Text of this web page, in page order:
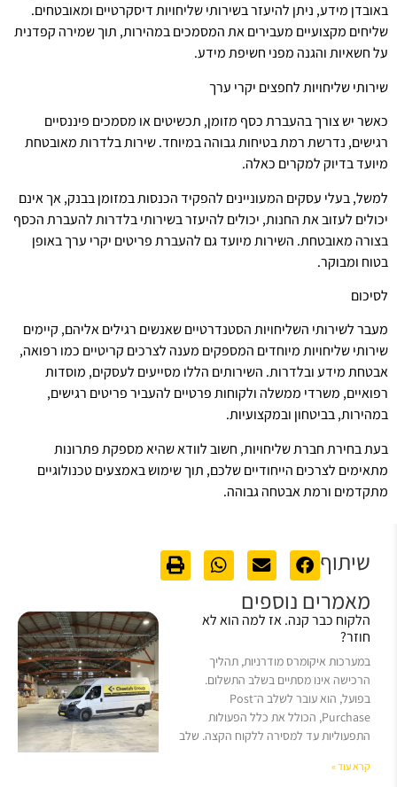
שיתוף
מאמרים נוספים
הלקוח כבר קנה. אז למה הוא לא
חוזר?
במערכות איקומרס מודרניות, תהליך
הרכישה אינו מסתיים בשלב התשלום.
בפועל, הוא עובר לשלב ה־Post
Purchase, הכולל את כלל הפעולות
התפעוליות עד למסירה ללקוח הקצה. שלב
קרא עוד »
באובדן מידע, ניתן להיעזר בשירותי שליחויות דיסקרטיים ומאובטחים.
שליחים מקצועיים מעבירים את המסמכים במהירות, תוך שמירה קפדנית
על חשאיות והגנה מפני חשיפת מידע.
שירותי שליחויות לחפצים יקרי ערך
כאשר יש צורך בהעברת כסף מזומן, תכשיטים או מסמכים פיננסיים
רגישים, נדרשת רמת בטיחות גבוהה במיוחד. שירות בלדרות מאובטחת
מיועד בדיוק למקרים כאלה.
למשל, בעלי עסקים המעוניינים להפקיד הכנסות במזומן בבנק, אך אינם
יכולים לעזוב את החנות, יכולים להיעזר בשירותי בלדרות להעברת הכסף
בצורה מאובטחת. השירות מיועד גם להעברת פריטים יקרי ערך באופן
בטוח ומבוקר.
לסיכום
מעבר לשירותי השליחויות הסטנדרטיים שאנשים רגילים אליהם, קיימים
שירותי שליחויות מיוחדים המספקים מענה לצרכים קריטיים כמו רפואה,
אבטחת מידע ובלדרות. השירותים הללו מסייעים לעסקים, מוסדות
רפואיים, משרדי ממשלה ולקוחות פרטיים להעביר פריטים רגישים,
במהירות, בביטחון ובמקצועיות.
בעת בחירת חברת שליחויות, חשוב לוודא שהיא מספקת פתרונות
מתאימים לצרכים הייחודיים שלכם, תוך שימוש באמצעים טכנולוגיים
מתקדמים ורמת אבטחה גבוהה.